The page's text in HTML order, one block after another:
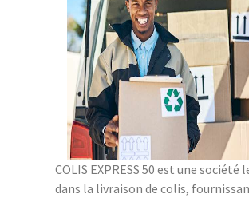
COLIS EXPRESS 50 est une société
dans la livraison de colis,